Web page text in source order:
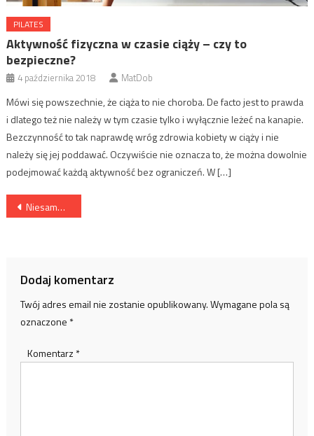
PILATES
Aktywność fizyczna w czasie ciąży – czy to
bezpieczne?
4 października 2018 MatDob
Mówi się powszechnie, że ciąża to nie choroba. De facto jest to prawda
i dlatego też nie należy w tym czasie tylko i wyłącznie leżeć na kanapie.
Bezczynność to tak naprawdę wróg zdrowia kobiety w ciąży i nie
należy się jej poddawać. Oczywiście nie oznacza to, że można dowolnie
podejmować każdą aktywność bez ograniczeń. W […]
Nawigacja
Niesamowite zastosowanie cytryny
Dodaj komentarz
Twój adres email nie zostanie opublikowany.Wymagane pola są
oznaczone *
Komentarz *